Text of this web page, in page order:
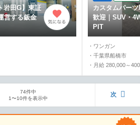
岩田G】東証
営する鈑金
カスタムパー
歓迎｜SUV・
PIT
・ワンガン
・千葉県船橋市
・月給 280,000～
74件中
1〜10件を表示中
次